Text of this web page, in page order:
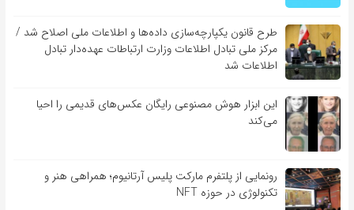
طرح قانون یکپارچه‌سازی داده‌ها و اطلاعات ملی اصلاح شد /
مرکز ملی تبادل اطلاعات وزارت ارتباطات عهده‌دار تبادل
اطلاعات شد
این ابزار هوش مصنوعی رایگان عکس‌های قدیمی را احیا
می‌کند
رونمایی از پلتفرم مارکت پلیس آرتانیوم؛ همراهی هنر و
تکنولوژی در حوزه NFT